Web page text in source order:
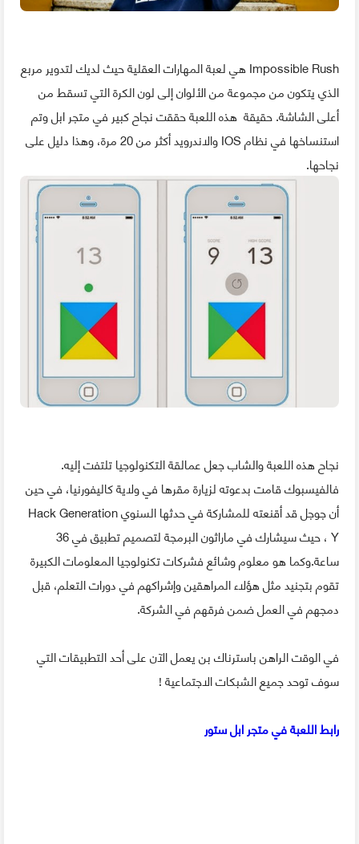
Impossible Rush هي لعبة المهارات العقلية حيث لديك لتدوير مربع
الذي يتكون من مجموعة من الألوان إلى لون الكرة التي تسقط من
أعلى الشاشة. حقيقة هذه اللعبة حققت نجاح كبير في متجر ابل وتم
استنساخها في نظام IOS والاندرويد أكثر من 20 مرة، وهذا دليل على
نجاحها.
نجاح هذه اللعبة والشاب جعل عمالقة التكنولوجيا تلتفت إليه.
فالفيسبوك قامت بدعوته لزيارة مقرها في ولاية كاليفورنيا، في حين
أن جوجل قد أقنعته للمشاركة في حدثها السنوي Hack Generation
Y ، حيث سيشارك في ماراثون البرمجة لتصميم تطبيق في 36
ساعة.وكما هو معلوم وشائع فشركات تكنولوجيا المعلومات الكبيرة
تقوم بتجنيد مثل هؤلاء المراهقين وإشراكهم في دورات التعلم، قبل
دمجهم في العمل ضمن فرقهم في الشركة.
في الوقت الراهن باسترناك بن يعمل الآن على أحد التطبيقات التي
سوف توحد جميع الشبكات الاجتماعية !
رابط اللعبة في متجر ابل ستور